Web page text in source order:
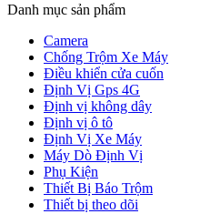
Danh mục sản phẩm
Camera
Chống Trộm Xe Máy
Điều khiển cửa cuốn
Định Vị Gps 4G
Định vị không dây
Định vị ô tô
Định Vị Xe Máy
Máy Dò Định Vị
Phụ Kiện
Thiết Bị Báo Trộm
Thiết bị theo dõi